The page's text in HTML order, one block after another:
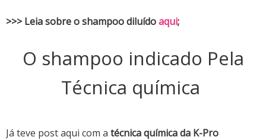
>>> Leia sobre o shampoo diluídoaqui;
O shampoo indicado Pela
Técnica química
Já teve post aqui com a técnica química da K-Pro